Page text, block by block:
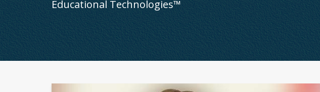
Educational Technologies™